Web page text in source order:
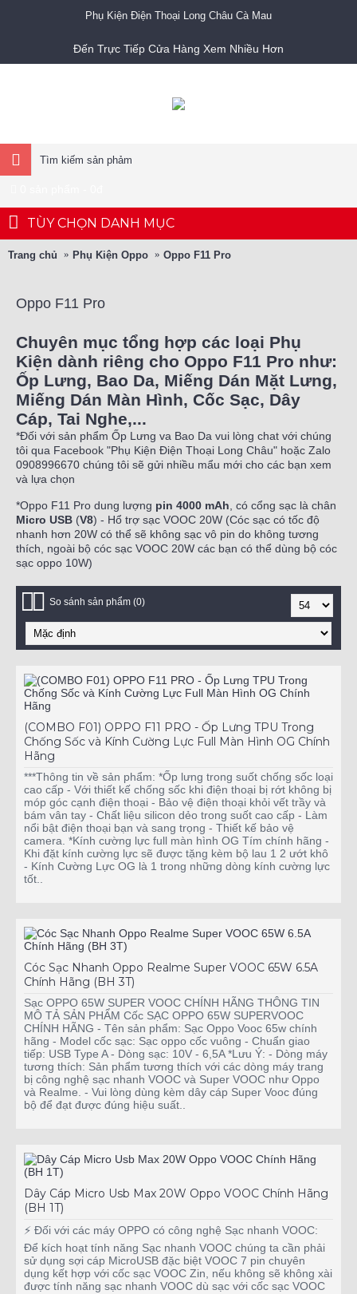
Phụ Kiện Điện Thoại Long Châu Cà Mau
Đến Trực Tiếp Cửa Hàng Xem Nhiều Hơn
TÙY CHỌN DANH MỤC
Trang chủ Phụ Kiện Oppo Oppo F11 Pro
Oppo F11 Pro
Chuyên mục tổng hợp các loại Phụ
Kiện dành riêng cho Oppo F11 Pro như:
Ốp Lưng, Bao Da, Miếng Dán Mặt Lưng,
Miếng Dán Màn Hình, Cốc Sạc, Dây
Cáp, Tai Nghe,...
*Đối với sản phẩm Ốp Lưng va Bao Da vui lòng chat với chúng
tôi qua Facebook "Phụ Kiện Điện Thoại Long Châu" hoặc Zalo
0908996670 chúng tôi sẽ gửi nhiều mẩu mới cho các bạn xem
và lựa chọn
*Oppo F11 Pro dung lượng pin 4000 mAh , có cổng sạc là chân
Micro USB (V8) - Hổ trợ sạc VOOC 20W (Cóc sạc có tốc độ
nhanh hơn 20W có thể sẽ không sạc vô pin do không tương
thích, ngoài bộ cóc sạc VOOC 20W các bạn có thể dùng bộ cóc
sạc oppo 10W)
So sánh sản phẩm (0)
(COMBO F01) OPPO F11 PRO - Ốp Lưng TPU Trong
Chống Sốc và Kính Cường Lực Full Màn Hình OG Chính
Hãng
***Thông tin về sản phẩm: *Ốp lưng trong suốt chống sốc loại
cao cấp - Với thiết kế chống sốc khi điện thoại bị rớt không bị
móp góc cạnh điện thoại - Bảo vệ điện thoại khỏi vết trầy và
bám vân tay - Chất liệu silicon dẻo trong suốt cao cấp - Làm
nổi bật điện thoại bạn và sang trọng - Thiết kế bảo vệ
camera. *Kính cường lực full màn hình OG Tím chính hãng -
Khi đặt kính cường lực sẽ được tặng kèm bộ lau 1 2 ướt khô
- Kính Cường Lực OG là 1 trong những dòng kính cường lực
tốt..
Cóc Sạc Nhanh Oppo Realme Super VOOC 65W 6.5A
Chính Hãng (BH 3T)
Sạc OPPO 65W SUPER VOOC CHÍNH HÃNG THÔNG TIN
MÔ TẢ SẢN PHẨM Cốc SẠC OPPO 65W SUPERVOOC
CHÍNH HÃNG - Tên sản phẩm: Sạc Oppo Vooc 65w chính
hãng - Model cốc sạc: Sạc oppo cốc vuông - Chuẩn giao
tiếp: USB Type A - Dòng sạc: 10V - 6,5A *Lưu Ý: - Dòng máy
tương thích: Sản phẩm tương thích với các dòng máy trang
bị công nghệ sạc nhanh VOOC và Super VOOC như Oppo
và Realme. - Vui lòng dùng kèm dây cáp Super Vooc đúng
bộ để đạt được đúng hiệu suất..
Dây Cáp Micro Usb Max 20W Oppo VOOC Chính Hãng
(BH 1T)
⚡ Đối với các máy OPPO có công nghệ Sạc nhanh VOOC:
Để kích hoạt tính năng Sạc nhanh VOOC chúng ta cần phải
sử dụng sợi cáp MicroUSB đặc biệt VOOC 7 pin chuyên
dụng kết hợp với cốc sạc VOOC Zin, nếu không sẽ không xài
được tính năng sạc nhanh VOOC dù sạc với cốc sạc VOOC